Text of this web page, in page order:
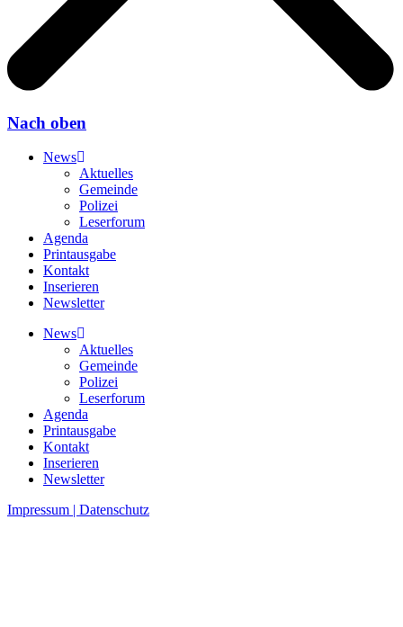
Nach oben
News
Aktuelles
Gemeinde
Polizei
Leserforum
Agenda
Printausgabe
Kontakt
Inserieren
Newsletter
News
Aktuelles
Gemeinde
Polizei
Leserforum
Agenda
Printausgabe
Kontakt
Inserieren
Newsletter
Impressum | Datenschutz